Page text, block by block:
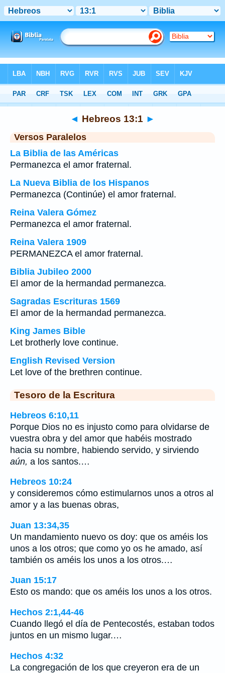
>Hebreos Capítulo 13 > Verso 1
◄ Hebreos 13:1 ►
Versos Paralelos
La Biblia de las Américas
Permanezca el amor fraternal.
La Nueva Biblia de los Hispanos
Permanezca (Continúe) el amor fraternal.
Reina Valera Gómez
Permanezca el amor fraternal.
Reina Valera 1909
PERMANEZCA el amor fraternal.
Biblia Jubileo 2000
El amor de la hermandad permanezca.
Sagradas Escrituras 1569
El amor de la hermandad permanezca.
King James Bible
Let brotherly love continue.
English Revised Version
Let love of the brethren continue.
Tesoro de la Escritura
Hebreos 6:10,11
Porque Dios no es injusto como para olvidarse de
vuestra obra y del amor que habéis mostrado
hacia su nombre, habiendo servido, y sirviendo
aún, a los santos.…
Hebreos 10:24
y consideremos cómo estimularnos unos a otros al
amor y a las buenas obras,
Juan 13:34,35
Un mandamiento nuevo os doy: que os améis los
unos a los otros; que como yo os he amado, así
también os améis los unos a los otros.…
Juan 15:17
Esto os mando: que os améis los unos a los otros.
Hechos 2:1,44-46
Cuando llegó el día de Pentecostés, estaban todos
juntos en un mismo lugar.…
Hechos 4:32
La congregación de los que creyeron era de un